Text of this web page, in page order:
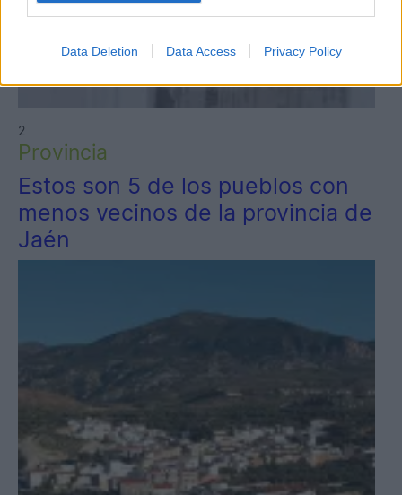
Data Deletion Data Access Privacy Policy
2
Provincia
Estos son 5 de los pueblos con
menos vecinos de la provincia de
Jaén